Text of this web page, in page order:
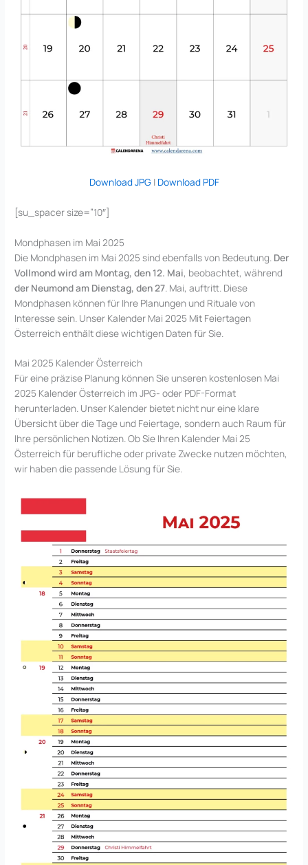
Download JPG| Download PDF
[su_spacer size=”10″]
Mondphasen im Mai 2025
Die Mondphasen im Mai 2025 sind ebenfalls von Bedeutung. Der
Vollmond wird am Montag, den 12. Mai, beobachtet, während
der Neumond am Dienstag, den 27 . Mai, auftritt. Diese
Mondphasen können für Ihre Planungen und Rituale von
Interesse sein. Unser Kalender Mai 2025 Mit Feiertagen
Österreich enthält diese wichtigen Daten für Sie.
Mai 2025 Kalender Österreich
Für eine präzise Planung können Sie unseren kostenlosen Mai
2025 Kalender Österreich im JPG- oder PDF-Format
herunterladen. Unser Kalender bietet nicht nur eine klare
Übersicht über die Tage und Feiertage, sondern auch Raum für
Ihre persönlichen Notizen. Ob Sie Ihren Kalender Mai 25
Österreich für berufliche oder private Zwecke nutzen möchten,
wir haben die passende Lösung für Sie.